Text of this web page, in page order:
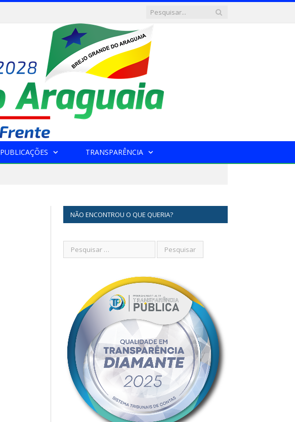
PUBLICAÇÕES TRANSPARÊNCIA
NÃO ENCONTROU O QUE QUERIA?